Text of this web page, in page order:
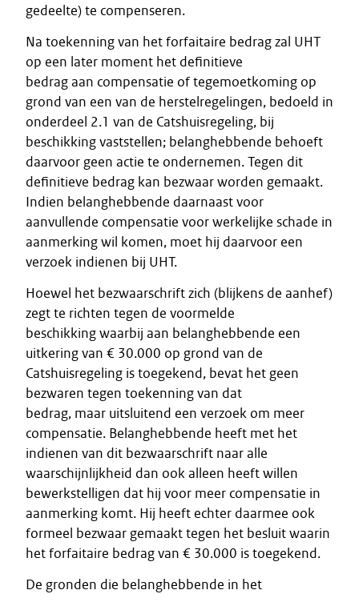
gedeelte) te compenseren.
Na toekenning van het forfaitaire bedrag zal UHT
op een later moment het definitieve
bedrag aan compensatie of tegemoetkoming op
grond van een van de herstelregelingen, bedoeld in
onderdeel 2.1 van de Catshuisregeling, bij
beschikking vaststellen; belanghebbende behoeft
daarvoor geen actie te ondernemen. Tegen dit
definitieve bedrag kan bezwaar worden gemaakt.
Indien belanghebbende daarnaast voor
aanvullende compensatie voor werkelijke schade in
aanmerking wil komen, moet hij daarvoor een
verzoek indienen bij UHT.
Hoewel het bezwaarschrift zich (blijkens de aanhef)
zegt te richten tegen de voormelde
beschikking waarbij aan belanghebbende een
uitkering van € 30.000 op grond van de
Catshuisregeling is toegekend, bevat het geen
bezwaren tegen toekenning van dat
bedrag, maar uitsluitend een verzoek om meer
compensatie. Belanghebbende heeft met het
indienen van dit bezwaarschrift naar alle
waarschijnlijkheid dan ook alleen heeft willen
bewerkstelligen dat hij voor meer compensatie in
aanmerking komt. Hij heeft echter daarmee ook
formeel bezwaar gemaakt tegen het besluit waarin
het forfaitaire bedrag van € 30.000 is toegekend.
De gronden die belanghebbende in het